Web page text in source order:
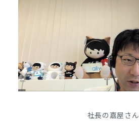
社長の嘉屋さん